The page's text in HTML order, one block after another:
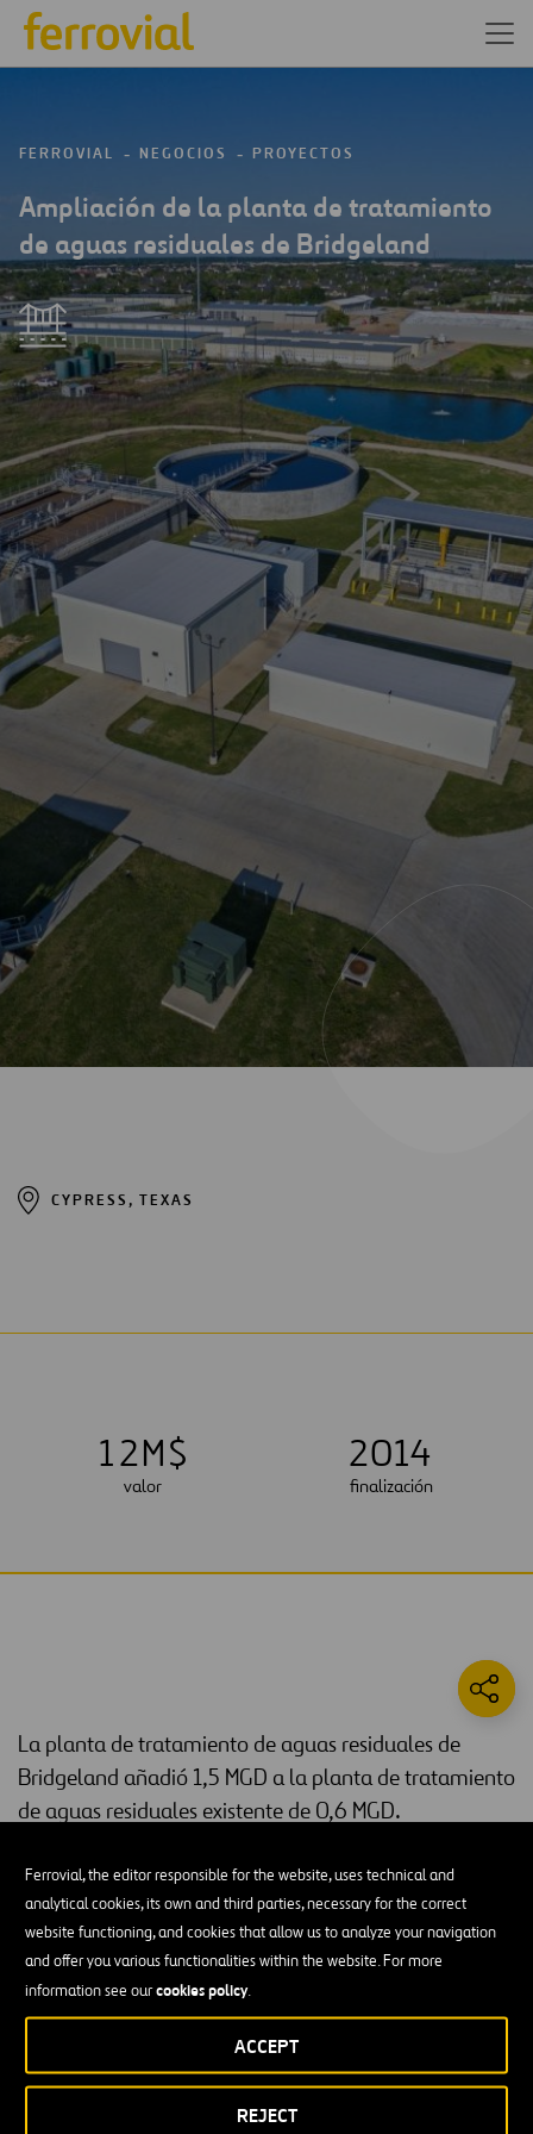
Ferrovial, the editor responsible for the website, uses technical and
analytical cookies, its own and third parties, necessary for the correct
website functioning, and cookies that allow us to analyze your navigation
and offer you various functionalities within the website. For more
information see ourcookies policy.
REJECT
ACCEPT
FERROVIAL NEGOCIOS PROYECTOS
Ampliación de la planta de tratamiento
de aguas residuales de Bridgeland
CYPRESS, TEXAS
12M$
valor
2014
finalización
La planta de tratamiento de aguas residuales de
Bridgeland añadió 1,5 MGD a la planta de tratamiento
de aguas residuales existente de 0,6 MGD.
burbujas, un clarificador de 90 pies de diámetro, digestores, un
filtro de disco para efluentes, instalaciones de desinfección
ultravioleta, varios edificios, estación de bombeoin situ , estación de
bombeo de efluentes, y todas la tuberías, componentes eléctricos y
accesorios. También contempla la ampliación del estanque de
revestido recientemente, y la construcción de una tubería
subterránea desde la planta hasta un lago de servicio a 0,25 millas